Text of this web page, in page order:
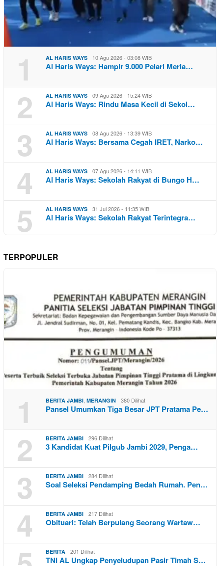
1 AL HARIS WAYS 10 Agu 2026 - 03:08 WIB
Al Haris Ways: Hampir 9.000 Pelari Meria…
2 AL HARIS WAYS 09 Agu 2026 - 15:24 WIB
Al Haris Ways: Rindu Masa Kecil di Sekol…
3 AL HARIS WAYS 08 Agu 2026 - 13:39 WIB
Al Haris Ways: Bersama Cegah IRET, Narko…
4 AL HARIS WAYS 07 Agu 2026 - 14:11 WIB
Al Haris Ways: Sekolah Rakyat di Bungo H…
5 AL HARIS WAYS 31 Jul 2026 - 11:35 WIB
Al Haris Ways: Sekolah Rakyat Terintegra…
TERPOPULER
1 BERITA JAMBI, MERANGIN 380 Dilihat
Pansel Umumkan Tiga Besar JPT Pratama Pe…
2 BERITA JAMBI 296 Dilihat
3 Kandidat Kuat Pilgub Jambi 2029, Penga…
3 BERITA JAMBI 284 Dilihat
Soal Seleksi Pendamping Bedah Rumah. Pen…
4 BERITA JAMBI 217 Dilihat
Obituari: Telah Berpulang Seorang Wartaw…
BERITA 201 Dilihat
TNI AL Ungkap Penyeludupan Pasir Timah S…